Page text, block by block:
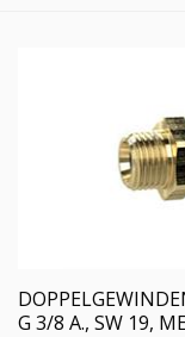
G 3/8 A., SW 19,